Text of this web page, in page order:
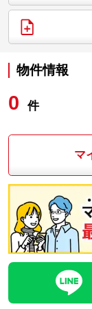
物件情報
0 件
マ